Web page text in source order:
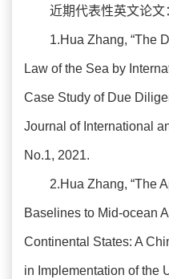
近期代表性英文论文
1.Hua Zhang, “The
Law of the Sea by
Case Study of Due
Journal of International
No.1, 2021.
2.Hua Zhang, “The
Baselines to Mid-ocean
Continental States: A
in Implementation of the